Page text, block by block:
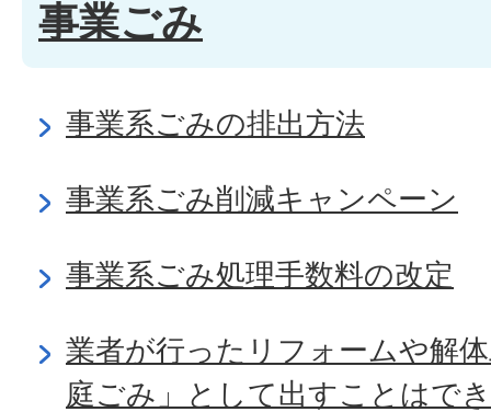
事業ごみ
事業系ごみの排出方法
事業系ごみ削減キャンペーン
事業系ごみ処理手数料の改定
業者が行ったリフォームや解
庭ごみ」として出すことはで